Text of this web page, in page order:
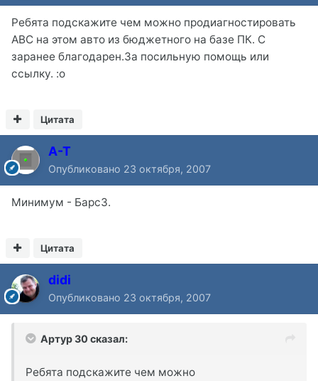
Ребята подскажите чем можно продиагностировать
АВС на этом авто из бюджетного на базе ПК. С
заранее благодарен.За посильную помощь или
ссылку. :o
Цитата
A-T
Опубликовано 23 октября, 2007
Минимум - Барс3.
Цитата
didi
Опубликовано 23 октября, 2007
Артур 30 сказал:
Ребята подскажите чем можно